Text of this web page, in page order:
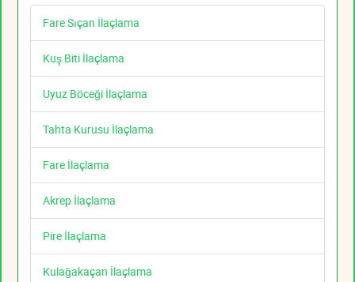
Fare Sıçan İlaçlama
Kuş Biti İlaçlama
Uyuz Böceği İlaçlama
Tahta Kurusu İlaçlama
Fare İlaçlama
Akrep İlaçlama
Pire İlaçlama
Kulağakaçan İlaçlama